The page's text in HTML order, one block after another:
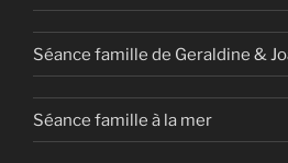
Séance famille de Geraldine &
Séance famille à la mer